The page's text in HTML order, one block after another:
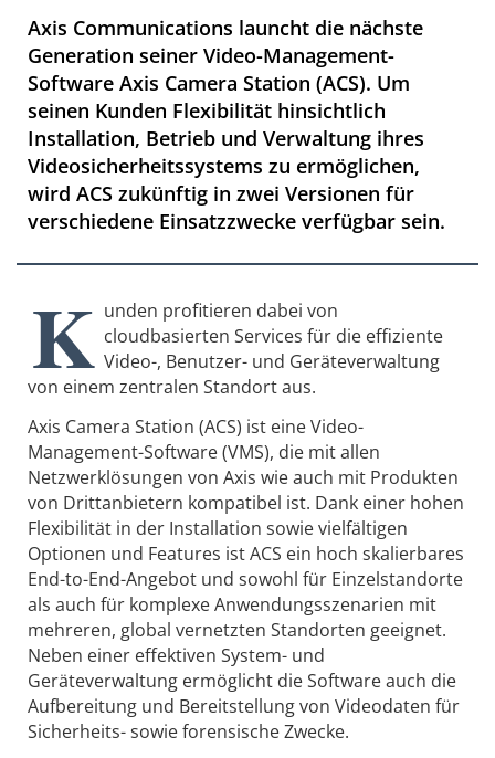
Axis Communications launcht die nächste
Generation seiner Video-Management-
Software Axis Camera Station (ACS). Um
seinen Kunden Flexibilität hinsichtlich
Installation, Betrieb und Verwaltung ihres
Videosicherheitssystems zu ermöglichen,
wird ACS zukünftig in zwei Versionen für
verschiedene Einsatzzwecke verfügbar sein.
K unden profitieren dabei von
cloudbasierten Services für die effiziente
Video-, Benutzer- und Geräteverwaltung
von einem zentralen Standort aus.
Axis Camera Station (ACS) ist eine Video-
Management-Software (VMS), die mit allen
Netzwerklösungen von Axis wie auch mit Produkten
von Drittanbietern kompatibel ist. Dank einer hohen
Flexibilität in der Installation sowie vielfältigen
Optionen und Features ist ACS ein hoch skalierbares
End-to-End-Angebot und sowohl für Einzelstandorte
als auch für komplexe Anwendungsszenarien mit
mehreren, global vernetzten Standorten geeignet.
Neben einer effektiven System- und
Geräteverwaltung ermöglicht die Software auch die
Aufbereitung und Bereitstellung von Videodaten für
Sicherheits- sowie forensische Zwecke.